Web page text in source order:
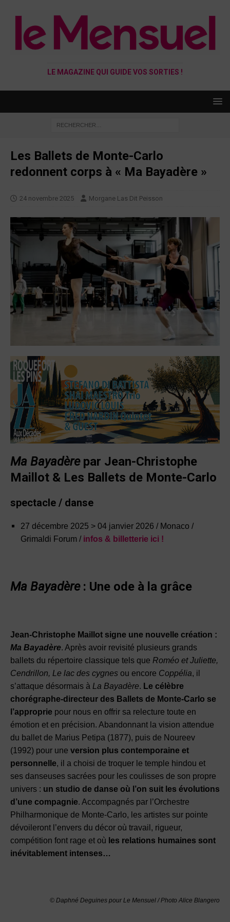
LE MAGAZINE QUI GUIDE VOS SORTIES !
Les Ballets de Monte-Carlo
redonnent corps à « Ma Bayadère »
24 novembre 2025 Morgane Las Dit Peisson
Ma Bayadère par Jean-Christophe
Maillot & Les Ballets de Monte-Carlo
spectacle / danse
27 décembre 2025 > 04 janvier 2026 / Monaco /
Grimaldi Forum / infos & billetterie ici !
Ma Bayadère: Une ode à la grâce
Jean-Christophe Maillot signe une nouvelle création :
Ma Bayadère. Après avoir revisité plusieurs grands
ballets du répertoire classique tels que Roméo et Juliette,
Cendrillon, Le lac des cygnes ou encore Coppélia, il
s’attaque désormais à La Bayadère. Le célèbre
chorégraphe-directeur des Ballets de Monte-Carlo se
l’approprie pour nous en offrir sa relecture toute en
émotion et en précision. Abandonnant la vision attendue
du ballet de Marius Petipa (1877), puis de Noureev
(1992) pour une version plus contemporaine et
personnelle, il a choisi de troquer le temple hindou et
ses danseuses sacrées pour les coulisses de son propre
univers : un studio de danse où l’on suit les évolutions
d’une compagnie. Accompagnés par l’Orchestre
Philharmonique de Monte-Carlo, les artistes sur pointe
dévoileront l’envers du décor où travail, rigueur,
compétition font rage et où les relations humaines sont
inévitablement intenses…
© Daphné Deguines pour Le Mensuel / Photo Alice Blangero